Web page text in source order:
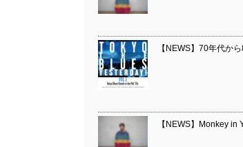
【NEWS】70年代か
【NEWS】Monkey